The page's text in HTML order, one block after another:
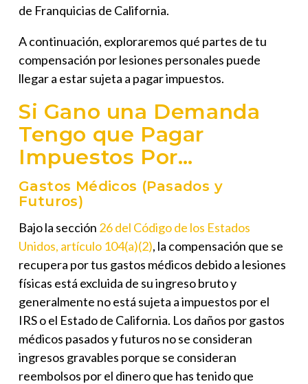
de Franquicias de California.
A continuación, exploraremos qué partes de tu
compensación por lesiones personales puede
llegar a estar sujeta a pagar impuestos.
Si Gano una Demanda
Tengo que Pagar
Impuestos Por…
Gastos Médicos (Pasados y
Futuros)
Bajo la sección 26 del Código de los Estados
Unidos, artículo 104(a)(2), la compensación que se
recupera por tus gastos médicos debido a lesiones
físicas está excluida de su ingreso brutoy
generalmente no está sujeta a impuestos por el
IRS o el Estado de California. Los daños por gastos
médicos pasados y futuros no se consideran
ingresos gravables porque se consideran
reembolsos por el dinero que has tenido que